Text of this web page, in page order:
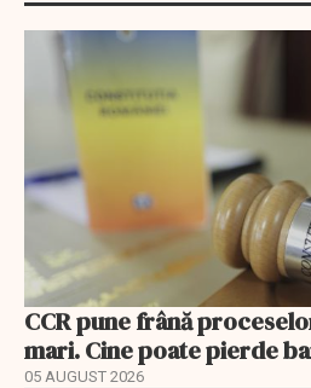
CCR pune frână
mari. Cine poate pierde
05 AUGUST 2026